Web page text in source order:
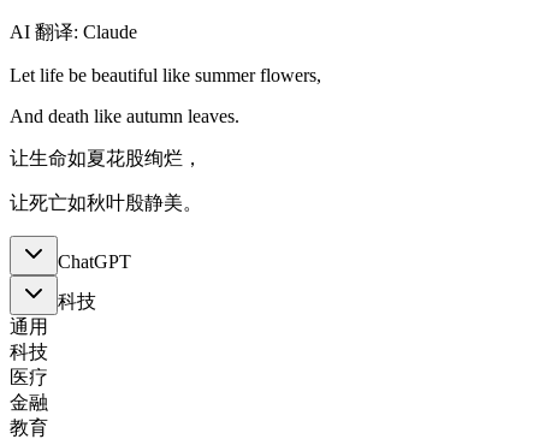
AI 翻译: Claude
Let life be beautiful like summer flowers,
And death like autumn leaves.
让生命如夏花股绚烂，
让死亡如秋叶殷静美。
ChatGPT
科技
通用
科技
医疗
金融
教育